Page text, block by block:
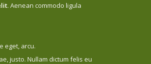
. Aenean commodo ligula
eget, arcu.
justo. Nullam dictum felis eu